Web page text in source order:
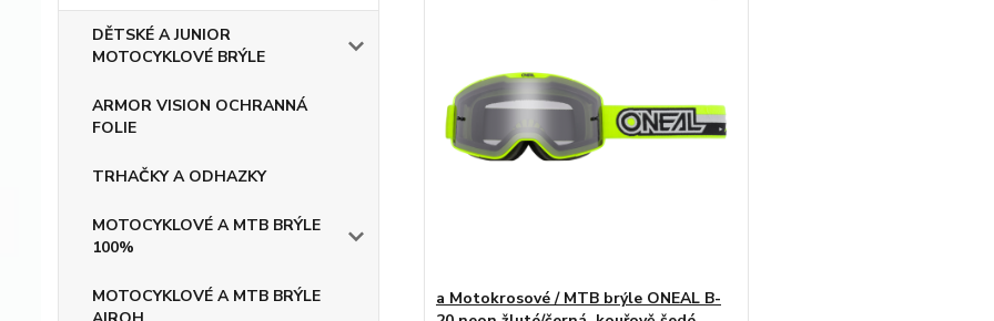
DĚTSKÉ A JUNIOR
MOTOCYKLOVÉ BRÝLE
ARMOR VISION OCHRANNÁ
FOLIE
TRHAČKY A ODHAZKY
MOTOCYKLOVÉ A MTB BRÝLE
100%
MOTOCYKLOVÉ A MTB BRÝLE
a Motokrosové / MTB brýle ONEAL B-